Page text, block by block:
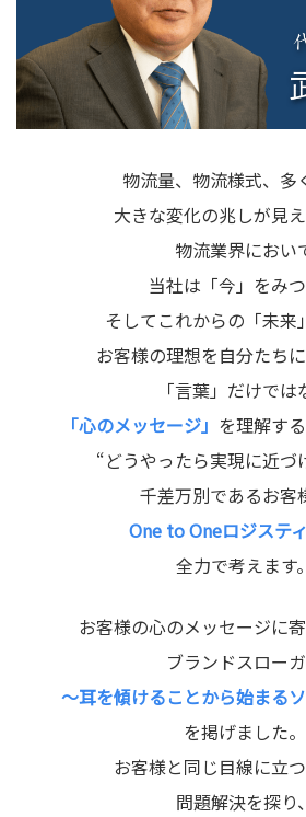
物流量、物流様式、多
大きな変化の兆しが見
物流業界におい
当社は「今」をみつ
そしてこれからの「未来
お客様の理想を自分たち
「言葉」だけでは
「心のメッセージ」 を理解す
“どうやったら実現に近づ
千差万別であるお客
One to Oneロジステ
全力で考えます。
お客様の心のメッセージに
ブランドスロー
～耳を傾けることから始まる
を掲げました。
お客様と同じ目線に立
問題解決を探り、